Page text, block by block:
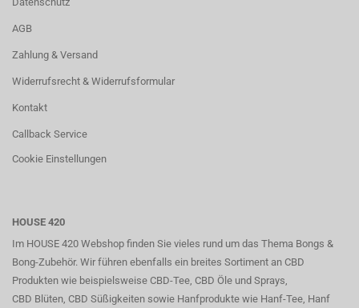
AGB
Zahlung & Versand
Widerrufsrecht & Widerrufsformular
Kontakt
Callback Service
Cookie Einstellungen
HOUSE 420
Im HOUSE 420 Webshop finden Sie vieles rund um das Thema Bongs &
Bong-Zubehör. Wir führen ebenfalls ein breites Sortiment an CBD
Produkten wie beispielsweise CBD-Tee, CBD Öle und Sprays,
CBD Blüten, CBD Süßigkeiten sowie Hanfprodukte wie Hanf-Tee, Hanf